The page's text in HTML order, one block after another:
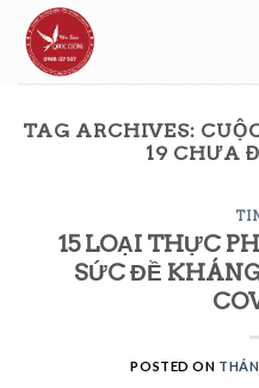
Skip
content
TAG ARCHIVES:
19 CHƯA
15 LOẠI THỰC
SỨC ĐỀ
POSTED ON